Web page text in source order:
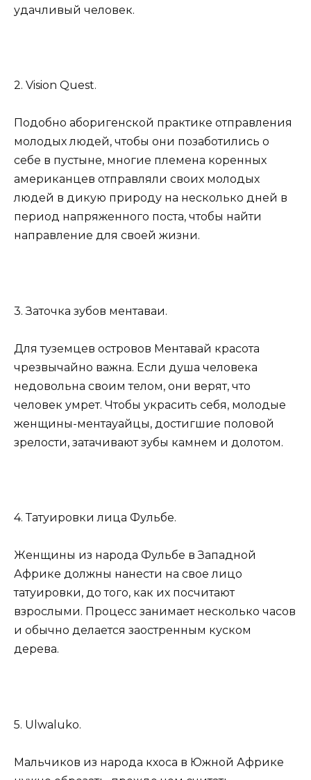
удачливый человек.
2. Vision Quest.
Подобно аборигенской практике отправления
молодых людей, чтобы они позаботились о
себе в пустыне, многие племена коренных
американцев отправляли своих молодых
людей в дикую природу на несколько дней в
период напряженного поста, чтобы найти
направление для своей жизни.
3. Заточка зубов ментаваи.
Для туземцев островов Ментавай красота
чрезвычайно важна. Если душа человека
недовольна своим телом, они верят, что
человек умрет. Чтобы украсить себя, молодые
женщины-ментауайцы, достигшие половой
зрелости, затачивают зубы камнем и долотом.
4. Татуировки лица Фульбе.
Женщины из народа Фульбе в Западной
Африке должны нанести на свое лицо
татуировки, до того, как их посчитают
взрослыми. Процесс занимает несколько часов
и обычно делается заостренным куском
дерева.
5. Ulwaluko.
Мальчиков из народа кхоса в Южной Африке